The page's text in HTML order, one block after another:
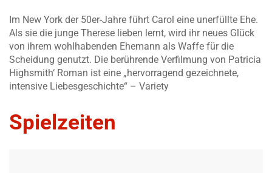
Im New York der 50er-Jahre führt Carol eine unerfüllte Ehe.
Als sie die junge Therese lieben lernt, wird ihr neues Glück
von ihrem wohlhabenden Ehemann als Waffe für die
Scheidung genutzt. Die berührende Verfilmung von Patricia
Highsmith‘ Roman ist eine „hervorragend gezeichnete,
intensive Liebesgeschichte“ – Variety
Spielzeiten